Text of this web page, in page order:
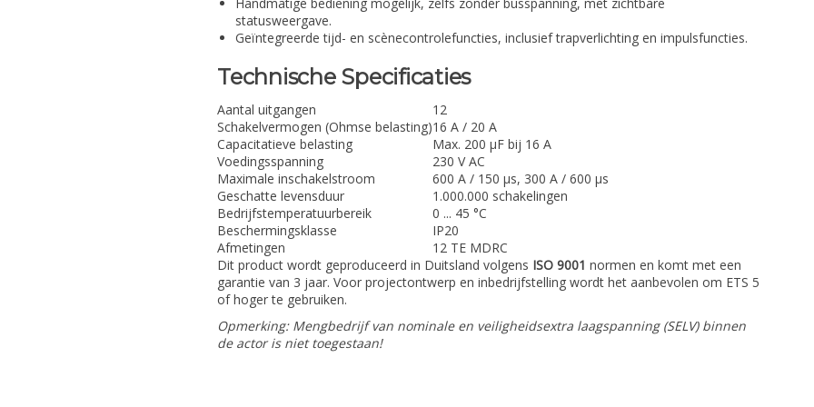
statusweergave.
Geïntegreerde tijd- en scènecontrolefuncties, inclusief trapverlichting en impulsfuncties.
Technische Specificaties
Aantal uitgangen
12
Schakelvermogen (Ohmse belasting)16 A / 20 A
Capacitatieve belasting
Max. 200 µF bij 16 A
Voedingsspanning
230 V AC
Maximale inschakelstroom
600 A / 150 µs, 300 A / 600 µs
Geschatte levensduur
1.000.000 schakelingen
Bedrijfstemperatuurbereik
0 ... 45 °C
Beschermingsklasse
IP20
Afmetingen
12 TE MDRC
Dit product wordt geproduceerd in Duitsland volgens ISO 9001 normen en komt met een
garantie van 3 jaar. Voor projectontwerp en inbedrijfstelling wordt het aanbevolen om ETS 5
of hoger te gebruiken.
Opmerking: Mengbedrijf van nominale en veiligheidsextra laagspanning (SELV) binnen
de actor is niet toegestaan!